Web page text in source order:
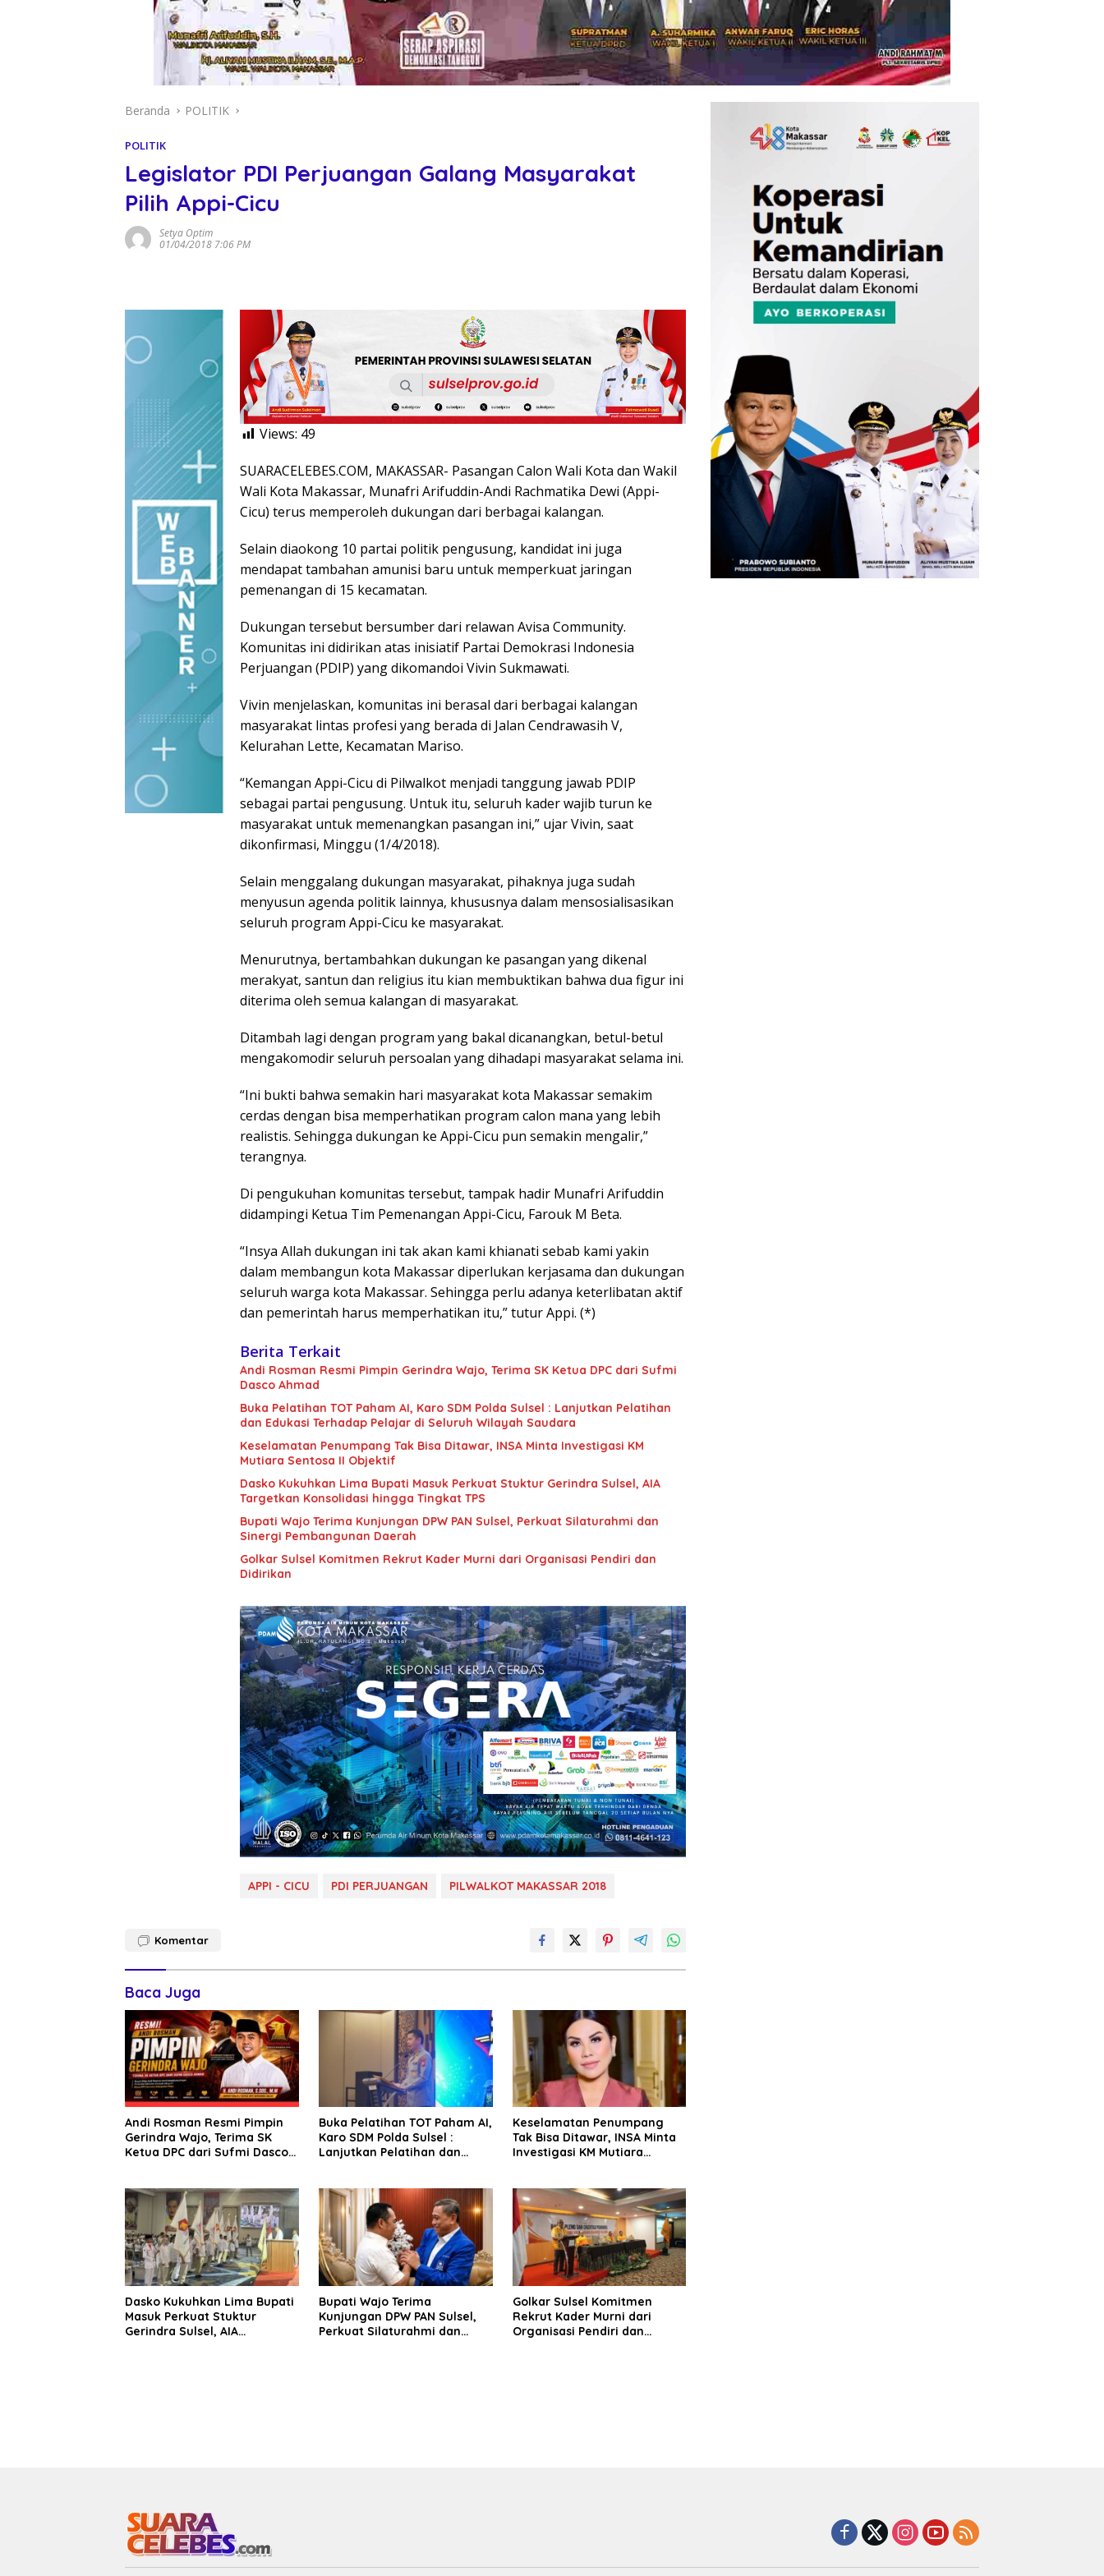
Beranda POLITIK
POLITIK
Legislator PDI Perjuangan Galang Masyarakat
Pilih Appi-Cicu
Setya Optim
01/04/2018 7:06 PM
Views: 49
SUARACELEBES.COM, MAKASSAR- Pasangan Calon Wali Kota dan Wakil
Wali Kota Makassar, Munafri Arifuddin-Andi Rachmatika Dewi (Appi-
Cicu) terus memperoleh dukungan dari berbagai kalangan.
Selain diaokong 10 partai politik pengusung, kandidat ini juga
mendapat tambahan amunisi baru untuk memperkuat jaringan
pemenangan di 15 kecamatan.
Dukungan tersebut bersumber dari relawan Avisa Community.
Komunitas ini didirikan atas inisiatif Partai Demokrasi Indonesia
Perjuangan (PDIP) yang dikomandoi Vivin Sukmawati.
Vivin menjelaskan, komunitas ini berasal dari berbagai kalangan
masyarakat lintas profesi yang berada di Jalan Cendrawasih V,
Kelurahan Lette, Kecamatan Mariso.
“Kemangan Appi-Cicu di Pilwalkot menjadi tanggung jawab PDIP
sebagai partai pengusung. Untuk itu, seluruh kader wajib turun ke
masyarakat untuk memenangkan pasangan ini,” ujar Vivin, saat
dikonfirmasi, Minggu (1/4/2018).
Selain menggalang dukungan masyarakat, pihaknya juga sudah
menyusun agenda politik lainnya, khususnya dalam mensosialisasikan
seluruh program Appi-Cicu ke masyarakat.
Menurutnya, bertambahkan dukungan ke pasangan yang dikenal
merakyat, santun dan religius itu kian membuktikan bahwa dua figur ini
diterima oleh semua kalangan di masyarakat.
Ditambah lagi dengan program yang bakal dicanangkan, betul-betul
mengakomodir seluruh persoalan yang dihadapi masyarakat selama ini.
“Ini bukti bahwa semakin hari masyarakat kota Makassar semakim
cerdas dengan bisa memperhatikan program calon mana yang lebih
realistis. Sehingga dukungan ke Appi-Cicu pun semakin mengalir,”
terangnya.
Di pengukuhan komunitas tersebut, tampak hadir Munafri Arifuddin
didampingi Ketua Tim Pemenangan Appi-Cicu, Farouk M Beta.
“Insya Allah dukungan ini tak akan kami khianati sebab kami yakin
dalam membangun kota Makassar diperlukan kerjasama dan dukungan
seluruh warga kota Makassar. Sehingga perlu adanya keterlibatan aktif
dan pemerintah harus memperhatikan itu,” tutur Appi. (*)
Berita Terkait
Andi Rosman Resmi Pimpin Gerindra Wajo, Terima SK Ketua DPC dari Sufmi
Dasco Ahmad
Buka Pelatihan TOT Paham AI, Karo SDM Polda Sulsel : Lanjutkan Pelatihan
dan Edukasi Terhadap Pelajar di Seluruh Wilayah Saudara
Keselamatan Penumpang Tak Bisa Ditawar, INSA Minta Investigasi KM
Mutiara Sentosa II Objektif
Dasko Kukuhkan Lima Bupati Masuk Perkuat Stuktur Gerindra Sulsel, AIA
Targetkan Konsolidasi hingga Tingkat TPS
Bupati Wajo Terima Kunjungan DPW PAN Sulsel, Perkuat Silaturahmi dan
Sinergi Pembangunan Daerah
Golkar Sulsel Komitmen Rekrut Kader Murni dari Organisasi Pendiri dan
Didirikan
APPI - CICU PDI PERJUANGAN PILWALKOT MAKASSAR 2018
Komentar
Baca Juga
Andi Rosman Resmi Pimpin
Gerindra Wajo, Terima SK
Ketua DPC dari Sufmi Dasco
Buka Pelatihan TOT Paham AI,
Karo SDM Polda Sulsel :
Lanjutkan Pelatihan dan
Keselamatan Penumpang
Tak Bisa Ditawar, INSA Minta
Investigasi KM Mutiara
Dasko Kukuhkan Lima Bupati
Masuk Perkuat Stuktur
Gerindra Sulsel, AIA
Bupati Wajo Terima
Kunjungan DPW PAN Sulsel,
Perkuat Silaturahmi dan
Golkar Sulsel Komitmen
Rekrut Kader Murni dari
Organisasi Pendiri dan